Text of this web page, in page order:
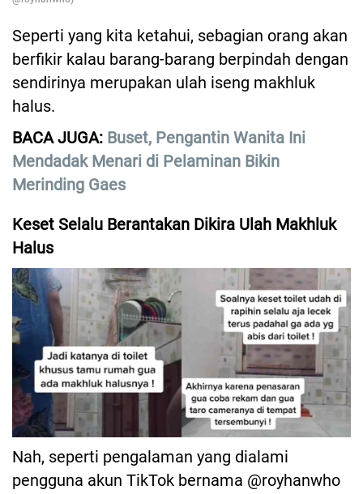
Seperti yang kita ketahui, sebagian orang akan
berfikir kalau barang-barang berpindah dengan
sendirinya merupakan ulah iseng makhluk
halus.
BACA JUGA: Buset, Pengantin Wanita Ini
Mendadak Menari di Pelaminan Bikin
Merinding Gaes
Keset Selalu Berantakan Dikira Ulah Makhluk
Halus
Nah, seperti pengalaman yang dialami
pengguna akun TikTok bernama @royhanwho